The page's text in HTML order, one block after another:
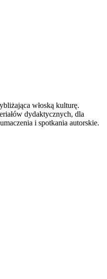
włoską kulturę.
dydaktycznych, dla
i spotkania autorskie.